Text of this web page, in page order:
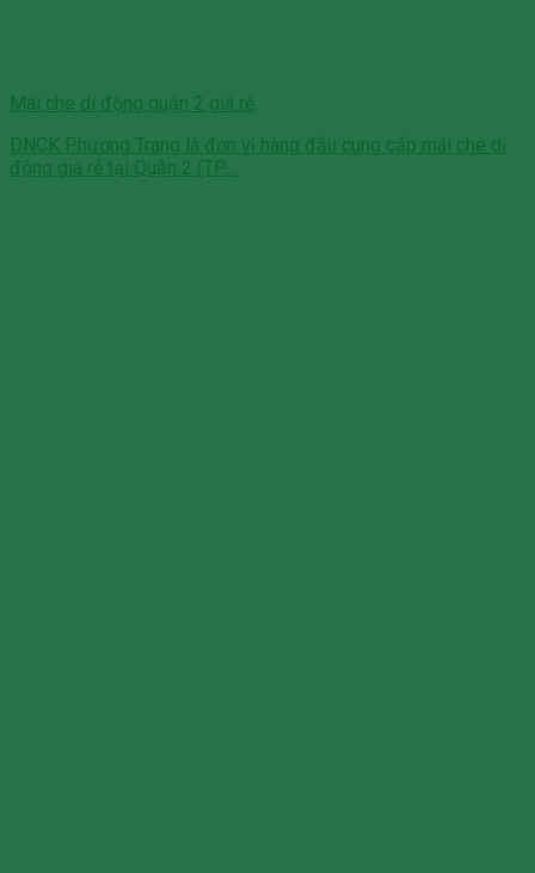
Mái che di động quận 2 giá rẻ
DNCK Phương Trang là đơn vị hàng đầu cung cấp mái che di
động giá rẻ tại Quận 2 (TP....